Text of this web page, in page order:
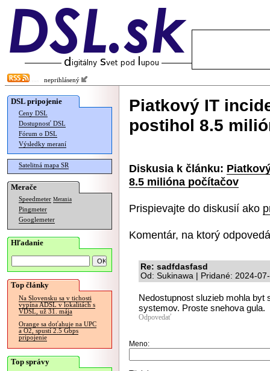
neprihlásený
DSL pripojenie
Ceny DSL
Dostupnosť DSL
Fórum o DSL
Výsledky meraní
Satelitná mapa SR
Merače
Speedmeter Merania
Pingmeter
Googlemeter
Hľadanie
Top články
Na Slovensku sa v tichosti
vypína ADSL v lokalitách s
VDSL, už 31. mája
Orange sa doťahuje na UPC
a O2, spustí 2.5 Gbps
pripojenie
Top správy
Piatkový IT
postihol 8.5
Diskusia k článku:
8.5 milióna počítačov
Prispievajte do diskusií ako
Komentár, na ktorý
Re: sadfdasfasd
Od: Sukinawa | Pridané: 2024-
Nedostupnost sluzieb mohla
systemov. Proste snehova gula.
Odpovedať
Meno: